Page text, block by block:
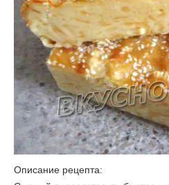
Описание рецепта: